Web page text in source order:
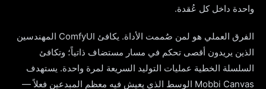
واحدة داخل كل عُقدة.
الفرق العملي هو لمن صُممت الأداة. يكافئ ComfyUI المهندسين
الذين يريدون أقصى تحكم في مسار مستضاف ذاتياً؛ وتكافئ
السلسلة الخطية عمليات التوليد السريعة لمرة واحدة. يستهدف
Mobbi Canvas الوسط الذي يعيش فيه معظم المبدعين فعلاً —